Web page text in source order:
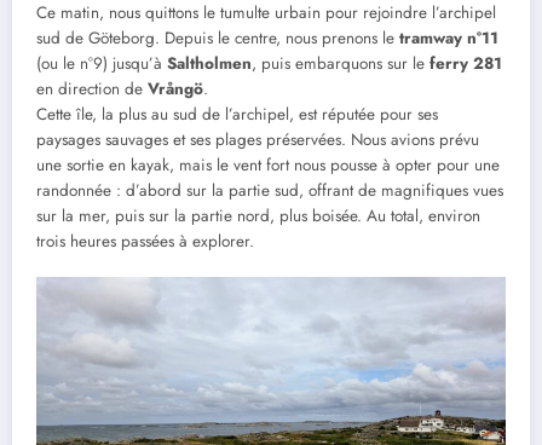
Ce matin, nous quittons le tumulte urbain pour rejoindre l’archipel
sud de Göteborg. Depuis le centre, nous prenons le tramway n°11
(ou le n°9) jusqu’à Saltholmen, puis embarquons sur le ferry 281
en direction de Vrångö.
Cette île, la plus au sud de l’archipel, est réputée pour ses
paysages sauvages et ses plages préservées. Nous avions prévu
une sortie en kayak, mais le vent fort nous pousse à opter pour une
randonnée : d’abord sur la partie sud, offrant de magnifiques vues
sur la mer, puis sur la partie nord, plus boisée. Au total, environ
trois heures passées à explorer.